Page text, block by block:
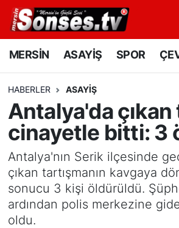
MERSİN ASAYİŞ SPOR
HABERLER ASAYİŞ
Antalya'da çıkan
cinayetle bitti: 3
Antalya'nın Serik ilçesinde
çıkan tartışmanın kavgaya
sonucu 3 kişi öldürüldü.
ardından polis merkezine
oldu.
MERSİN
SPOR
GÜNÜN MANŞETİ
DÜNYA
KÜLTÜR - SANAT
Mersin Nöbetçi Eczaneler
Mersin Namaz Vakitleri
Mersin Trafik Yoğunluk
Süper Lig Puan Durumu ve
Tüm Manşetler